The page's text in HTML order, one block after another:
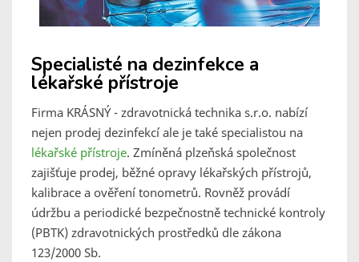
Specialisté na dezinfekce a
lékařské přístroje
Firma KRÁSNÝ - zdravotnická technika s.r.o. nabízí
nejen prodej dezinfekcí ale je také specialistou na
lékařské přístroje. Zmíněná plzeňská společnost
zajišťuje prodej, běžné opravy lékařských přístrojů,
kalibrace a ověření tonometrů. Rovněž provádí
údržbu a periodické bezpečnostně technické kontroly
(PBTK) zdravotnických prostředků dle zákona
123/2000 Sb.